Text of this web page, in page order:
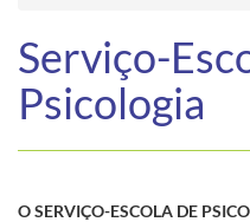
Serviço-
Psicologia
O SERVIÇO-ESCOLA DE